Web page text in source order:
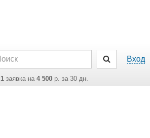
Вход
1заявка на 4 500р. за 30 дн.